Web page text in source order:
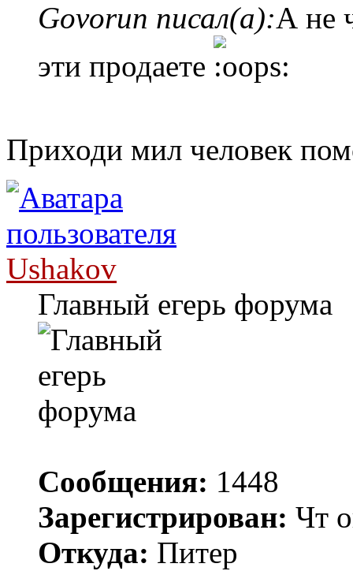
Govorun писал(а):А не
эти продаете
Приходи мил человек
Ushakov
Главный егерь форума
Сообщения: 1448
Зарегистрирован: Чт
Откуда: Питер